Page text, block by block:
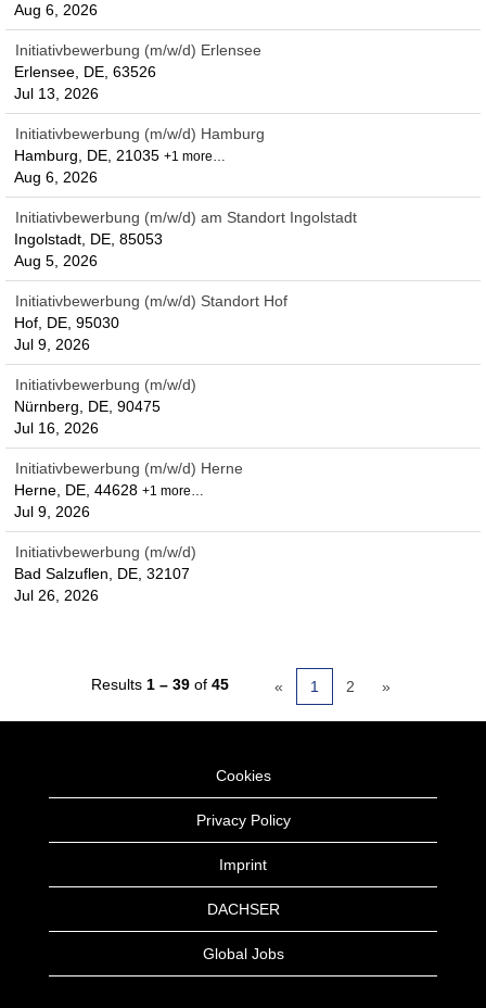
Aug 6, 2026
Initiativbewerbung (m/w/d) Erlensee
Erlensee, DE, 63526
Jul 13, 2026
Initiativbewerbung (m/w/d) Hamburg
Hamburg, DE, 21035 +1 more…
Aug 6, 2026
Initiativbewerbung (m/w/d) am Standort Ingolstadt
Ingolstadt, DE, 85053
Aug 5, 2026
Initiativbewerbung (m/w/d) Standort Hof
Hof, DE, 95030
Jul 9, 2026
Initiativbewerbung (m/w/d)
Nürnberg, DE, 90475
Jul 16, 2026
Initiativbewerbung (m/w/d) Herne
Herne, DE, 44628 +1 more…
Jul 9, 2026
Initiativbewerbung (m/w/d)
Bad Salzuflen, DE, 32107
Jul 26, 2026
Results 1 – 39of 45 « 1 2 »
Cookies
Privacy Policy
Imprint
DACHSER
Global Jobs